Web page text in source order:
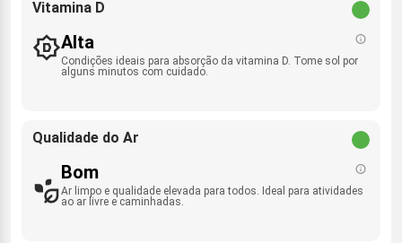
Vitamina D
Alta
Condições ideais para absorção da vitamina D. Tome sol por
alguns minutos com cuidado.
Qualidade do Ar
Bom
Ar limpo e qualidade elevada para todos. Ideal para atividades
ao ar livre e caminhadas.